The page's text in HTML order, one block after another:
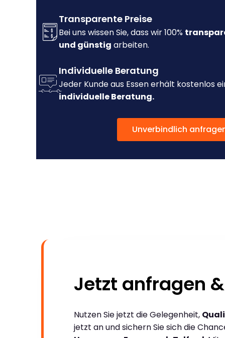
Transparente Preise
Bei uns wissen Sie, dass wir 100%
und günstig arbeiten.
Individuelle Beratung
Jeder Kunde aus Essen erhält kostenlos
individuelle Beratung.
Unverbindlich
Jetzt anfragen
Nutzen Sie jetzt die Gelegenheit,
jetzt an und sichern Sie sich die